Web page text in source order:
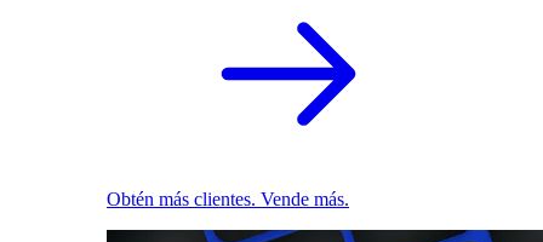
Obtén más clientes. Vende más.